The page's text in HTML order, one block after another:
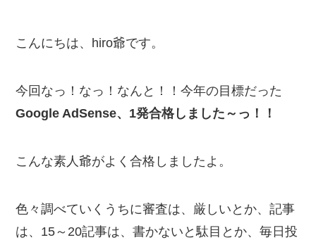
こんにちは、hiro爺です。
今回なっ！なっ！なんと！！今年の目標だった
Google AdSense、1発合格しました～っ！！
こんな素人爺がよく合格しましたよ。
色々調べていくうちに審査は、厳しいとか、記事
は、15～20記事は、書かないと駄目とか、毎日投